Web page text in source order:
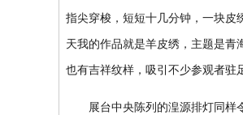
指尖穿梭，短短十几分钟，一块皮
天我的作品就是羊皮绣，主题是青
也有吉祥纹样，吸引不少参观者驻
展台中央陈列的湟源排灯同样令